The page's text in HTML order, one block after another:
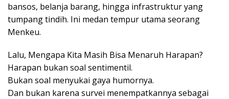
bansos, belanja barang, hingga infrastruktur yang
tumpang tindih. Ini medan tempur utama seorang
Menkeu.
Lalu, Mengapa Kita Masih Bisa Menaruh Harapan?
Harapan bukan soal sentimentil.
Bukan soal menyukai gaya humornya.
Dan bukan karena survei menempatkannya sebagai